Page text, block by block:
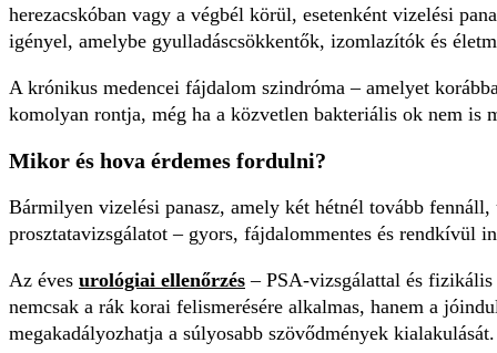
herezacskóban vagy a végbél körül, esetenként vizelési
igényel, amelybe gyulladáscsökkentők, izomlazítók és
A krónikus medencei fájdalom szindróma – amelyet
komolyan rontja, még ha a közvetlen bakteriális ok nem is
Mikor és hova érdemes fordulni?
Bármilyen vizelési panasz, amely két hétnél tovább
prosztatavizsgálatot – gyors, fájdalommentes és rendkívül
Az éves urológiai ellenőrzés – PSA-vizsgálattal és
nemcsak a rák korai felismerésére alkalmas, hanem a
megakadályozhatja a súlyosabb szövődmények kialakulását.